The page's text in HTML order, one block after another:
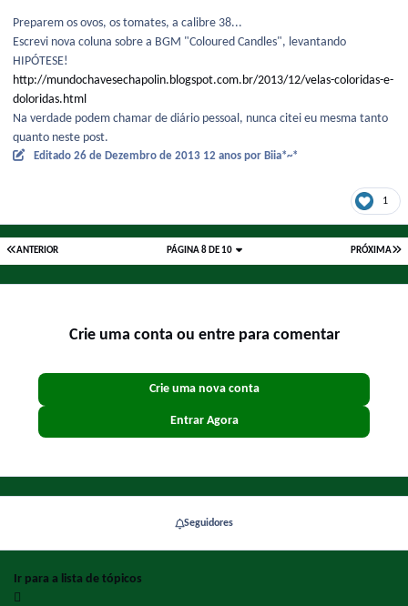
Preparem os ovos, os tomates, a calibre 38...
Escrevi nova coluna sobre a BGM "Coloured Candles", levantando
HIPÓTESE!
http://mundochavesechapolin.blogspot.com.br/2013/12/velas-coloridas-e-
doloridas.html
Na verdade podem chamar de diário pessoal, nunca citei eu mesma tanto
quanto neste post.
Editado 26 de Dezembro de 2013 12 anos por Biia*~*
1
ANTERIOR PRÓXIMA
PÁGINA 8 DE 10
Crie uma conta ou entre para comentar
Crie uma nova conta
Entrar Agora
Seguidores
Ir para a lista de tópicos